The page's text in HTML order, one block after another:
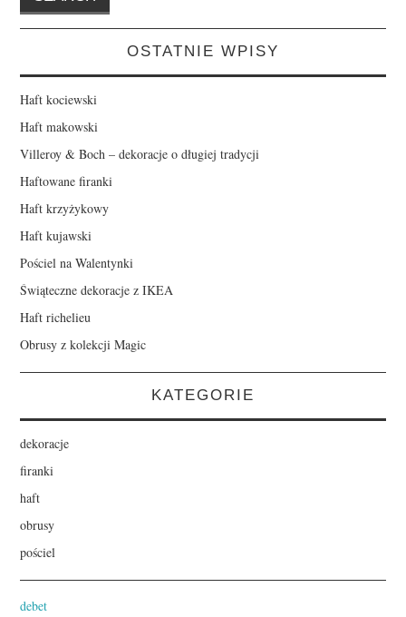
OSTATNIE WPISY
Haft kociewski
Haft makowski
Villeroy & Boch – dekoracje o długiej tradycji
Haftowane firanki
Haft krzyżykowy
Haft kujawski
Pościel na Walentynki
Świąteczne dekoracje z IKEA
Haft richelieu
Obrusy z kolekcji Magic
KATEGORIE
dekoracje
firanki
haft
obrusy
pościel
debet